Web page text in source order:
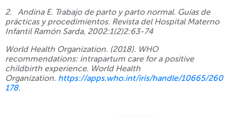
2. Andina E. Trabajo de parto y parto normal. Guías de
prácticas y procedimientos. Revista del Hospital Materno
Infantil Ramón Sarda, 2002:1(2)2:63-74
World Health Organization. (‎2018)‎. WHO
recommendations: intrapartum care for a positive
childbirth experience. World Health
Organization. https://apps.who.int/iris/handle/10665/260
178.